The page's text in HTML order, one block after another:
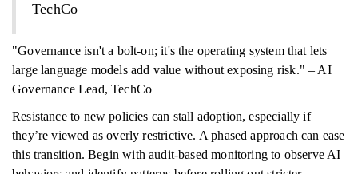
TechCo
"Governance isn't a bolt-on; it's the operating system that lets
large language models add value without exposing risk." – AI
Governance Lead, TechCo
Resistance to new policies can stall adoption, especially if
they’re viewed as overly restrictive. A phased approach can ease
this transition. Begin with audit-based monitoring to observe AI